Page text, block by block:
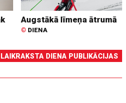
Augstākā līmeņa ātrumā
© DIENA
LAIKRAKSTA DIENA PUBLIKĀCIJAS